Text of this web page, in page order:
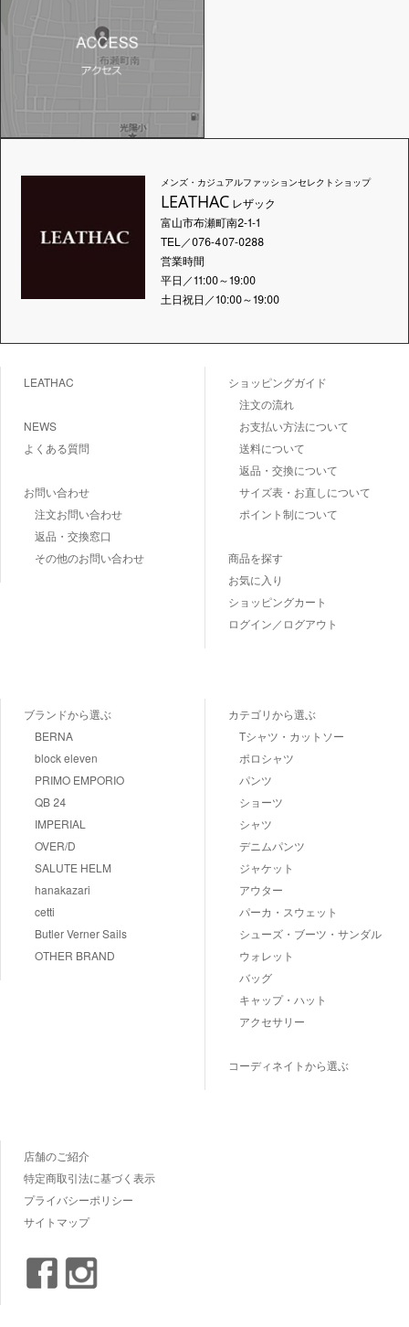
メンズ・カジュアルファッションセレクトショップ
LEATHACレザック
富山市布瀬町南2-1-1
TEL／076-407-0288
営業時間
平日／11:00～19:00
土日祝日／10:00～19:00
LEATHAC
NEWS
よくある質問
お問い合わせ
注文お問い合わせ
返品・交換窓口
その他のお問い合わせ
ショッピングガイド
注文の流れ
お支払い方法について
送料について
返品・交換について
サイズ表・お直しについて
ポイント制について
商品を探す
お気に入り
ショッピングカート
ログイン／ログアウト
ブランドから選ぶ
BERNA
block eleven
PRIMO EMPORIO
QB 24
IMPERIAL
OVER/D
SALUTE HELM
hanakazari
cetti
Butler Verner Sails
OTHER BRAND
カテゴリから選ぶ
Tシャツ・カットソー
ポロシャツ
パンツ
ショーツ
シャツ
デニムパンツ
ジャケット
アウター
パーカ・スウェット
シューズ・ブーツ・サンダル
ウォレット
バッグ
キャップ・ハット
アクセサリー
コーディネイトから選ぶ
店舗のご紹介
特定商取引法に基づく表示
プライバシーポリシー
サイトマップ